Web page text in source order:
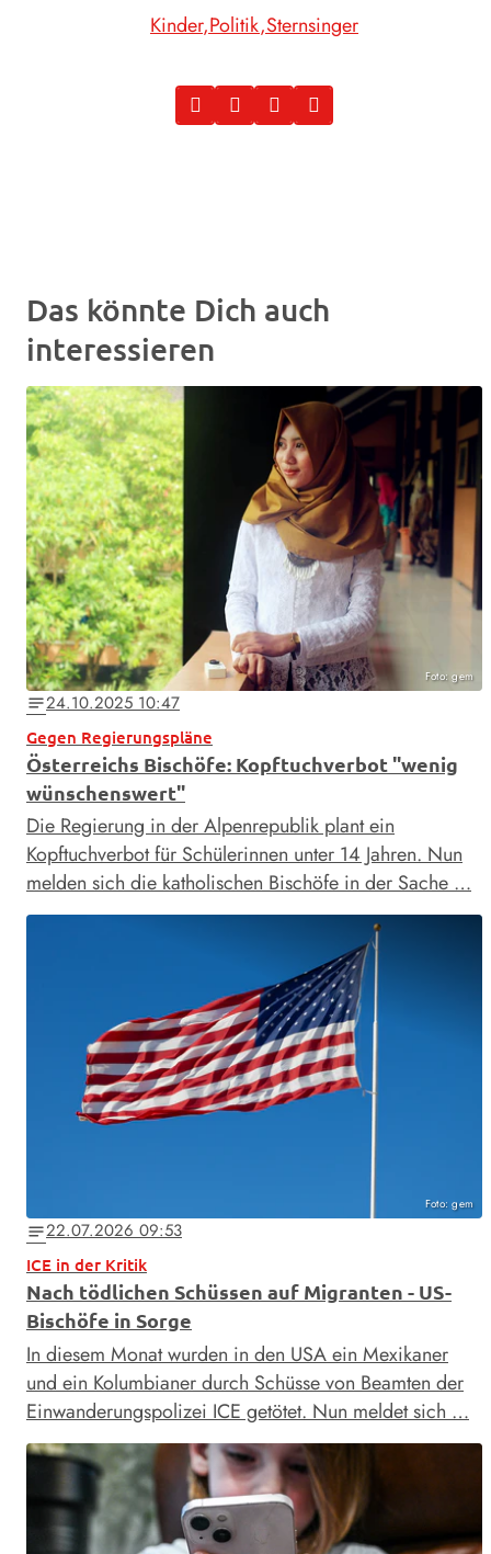
Kinder Politik Sternsinger
Das könnte Dich auch
interessieren
Foto: gem
notes24.10.2025 10:47
Gegen Regierungspläne
Österreichs Bischöfe: Kopftuchverbot "wenig
wünschenswert"
Die Regierung in der Alpenrepublik plant ein
Kopftuchverbot für Schülerinnen unter 14 Jahren. Nun
melden sich die katholischen Bischöfe in der Sache …
Foto: gem
notes22.07.2026 09:53
ICE in der Kritik
Nach tödlichen Schüssen auf Migranten - US-
Bischöfe in Sorge
In diesem Monat wurden in den USA ein Mexikaner
und ein Kolumbianer durch Schüsse von Beamten der
Einwanderungspolizei ICE getötet. Nun meldet sich …